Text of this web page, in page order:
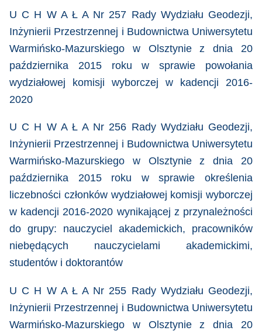
U C H W A Ł A Nr 257 Rady Wydziału Geodezji,
Inżynierii Przestrzennej i Budownictwa Uniwersytetu
Warmińsko-Mazurskiego w Olsztynie z dnia 20
października 2015 roku
w sprawie powołania
wydziałowej komisji wyborczej w kadencji 2016-
2020
U C H W A Ł A Nr 256 Rady Wydziału Geodezji,
Inżynierii Przestrzennej i Budownictwa Uniwersytetu
Warmińsko-Mazurskiego w Olsztynie z dnia 20
października 2015 roku
w sprawie określenia
liczebności członków wydziałowej komisji wyborczej
w kadencji 2016-2020 wynikającej z przynależności
do grupy: nauczyciel akademickich, pracowników
niebędących nauczycielami akademickimi,
studentów i doktorantów
U C H W A Ł A Nr 255 Rady Wydziału Geodezji,
Inżynierii Przestrzennej i Budownictwa Uniwersytetu
Warmińsko-Mazurskiego w Olsztynie z dnia 20